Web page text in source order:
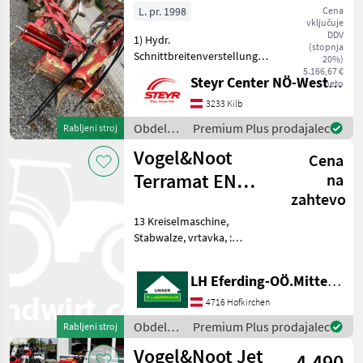
Rabljeni stroj
Cena
vključuje
DDV
(stopnja
20%)
5.166,67 €
neto
L. pr. 1998
1) Hydr.
Schnittbreitenverstellung
Pendelstützrad hi. Gummi
4) Körperabstand 95cm 5)
Rahmenhöhe 78cm 6)
Vorschäler Obdelava tal
Plug
Steyr Center NÖ-West - Standort Kilb
3233 Kilb
Obdelava
tal /
Vogel&Noot
Premium Plus prodajalec
Rabljeni stroj
Vogel&Noot
Terramat EN
Cena
na
zahtevo
13 Kreiselmaschine,
Stabwalze, vrtavka, :
LH Eferding-OÖ.Mitte, Landtechnik Hofkirchen
4716 Hofkirchen
Obdelava
tal /
Vogel&Noot
Premium Plus prodajalec
Vogel&Noot Jet